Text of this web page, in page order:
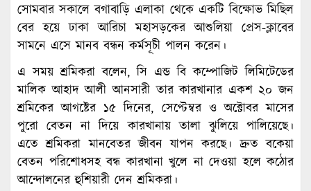
সোমবার সকালে বগাবাড়ি এলাকা থেকে একটি বিক্ষোভ মিছিল
বের হয়ে ঢাকা আরিচা মহাসড়কের আশুলিয়া প্রেস-ক্লাবের
সামনে এসে মানব বন্ধন কর্মসূচী পালন করেন।
এ সময় শ্রমিকরা বলেন, সি এন্ড বি কম্পোজিট লিমিটেডের
মালিক আহাদ আলী আনসারী তার কারখানার একশ ২০ জন
শ্রমিকের আগষ্টের ১৫ দিনের, সেপ্টেম্বর ও অক্টোবর মাসের
পুরো বেতন না দিয়ে কারখানায় তালা ঝুলিয়ে পালিয়েছে।
এতে শ্রমিকরা মানবেতর জীবন যাপন করছে। দ্রুত বকেয়া
বেতন পরিশোধসহ বন্ধ কারখানা খুলে না দেওয়া হলে কঠোর
আন্দোলনের হুশিয়ারী দেন শ্রমিকরা।